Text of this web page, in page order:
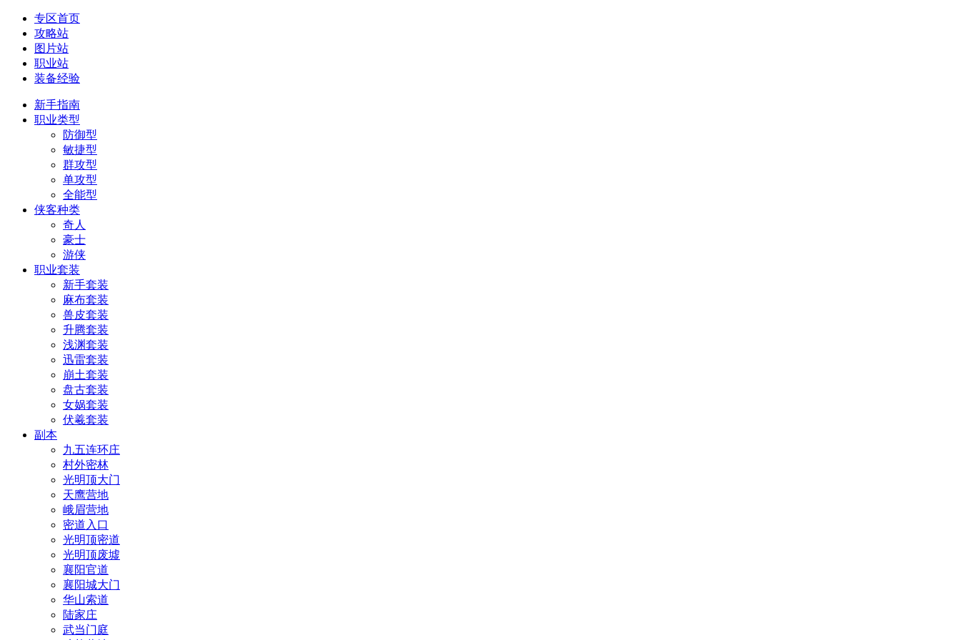
专区首页
攻略站
图片站
职业站
装备经验
新手指南
职业类型
防御型
敏捷型
群攻型
单攻型
全能型
侠客种类
奇人
豪士
游侠
职业套装
新手套装
麻布套装
兽皮套装
升腾套装
浅渊套装
迅雷套装
崩土套装
盘古套装
女娲套装
伏羲套装
副本
九五连环庄
村外密林
光明顶大门
天鹰营地
峨眉营地
密道入口
光明顶密道
光明顶废墟
襄阳官道
襄阳城大门
华山索道
陆家庄
武当门庭